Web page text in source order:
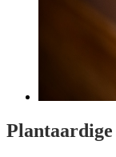
Plantaardige